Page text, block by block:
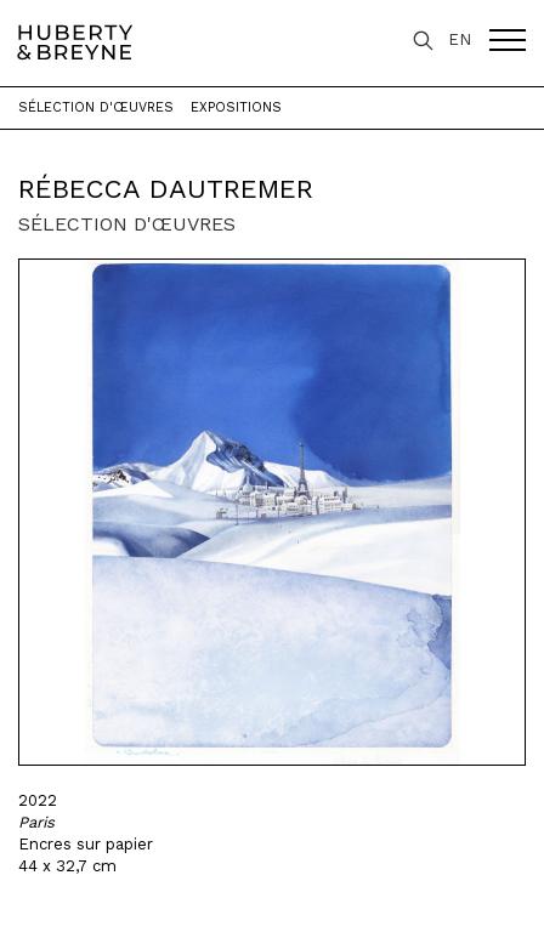
EN
Accueil > Artistes > Rébecca Dautremer
RÉBECCA DAUTREMER
SÉLECTION D'ŒUVRES EXPOSITIONS
SÉLECTION D'ŒUVRES
2022
Paris
Encres sur papier
44 x 32,7 cm